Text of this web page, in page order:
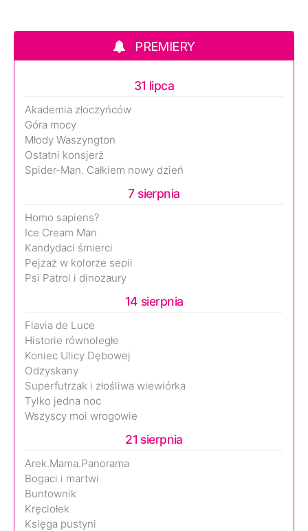
PREMIERY
31 lipca
Akademia złoczyńców
Góra mocy
Młody Waszyngton
Ostatni konsjerż
Spider-Man. Całkiem nowy dzień
7 sierpnia
Homo sapiens?
Ice Cream Man
Kandydaci śmierci
Pejzaż w kolorze sepii
Psi Patrol i dinozaury
14 sierpnia
Flavia de Luce
Historie równoległe
Koniec Ulicy Dębowej
Odzyskany
Superfutrzak i złośliwa wiewiórka
Tylko jedna noc
Wszyscy moi wrogowie
21 sierpnia
Arek.Mama.Panorama
Bogaci i martwi
Buntownik
Kręciołek
Księga pustyni